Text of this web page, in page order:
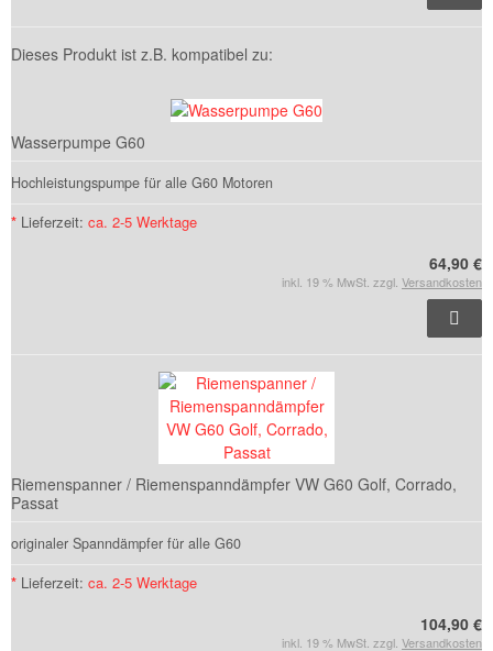
Dieses Produkt ist z.B. kompatibel zu:
Wasserpumpe G60
Hochleistungspumpe für alle G60 Motoren
* Lieferzeit: ca. 2-5 Werktage
64,90 €
inkl. 19 % MwSt. zzgl. Versandkosten
Riemenspanner / Riemenspanndämpfer VW G60 Golf, Corrado,
Passat
originaler Spanndämpfer für alle G60
* Lieferzeit: ca. 2-5 Werktage
104,90 €
inkl. 19 % MwSt. zzgl. Versandkosten